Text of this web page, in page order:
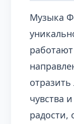
Музыка
чувства
радости,